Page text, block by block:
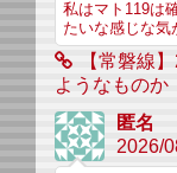
私はマト119は
たいな感じな気
【常磐線
ようなものか
匿名
2026/